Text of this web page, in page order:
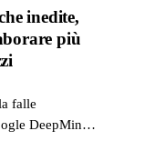
inedite,
più
falle
DeepMind